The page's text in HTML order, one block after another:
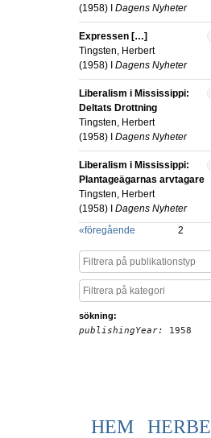
(1958) I Dagens Nyheter
Expressen […]
Tingsten, Herbert
(1958) I Dagens Nyheter
Liberalism i Mississippi:
Deltats Drottning
Tingsten, Herbert
(1958) I Dagens Nyheter
Liberalism i Mississippi:
Plantageägarnas arvtagare
Tingsten, Herbert
(1958) I Dagens Nyheter
«föregående 2
Filtrera på publikationstyp
Filtrera på kategori
sökning:
publishingYear: 1958
HEM
HERBE